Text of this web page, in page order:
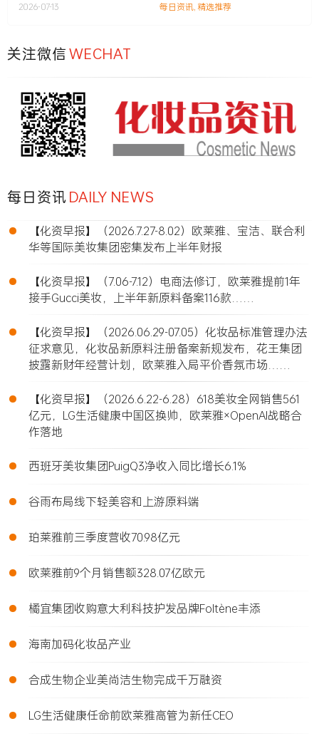
2026-07-13 每日资讯,精选推荐
关注微信WECHAT
每日资讯DAILY NEWS
•
【化资早报】（2026.7.27-8.02）欧莱雅、宝洁、联合利
华等国际美妆集团密集发布上半年财报
•
【化资早报】（7.06-7.12）电商法修订，欧莱雅提前1年
接手Gucci美妆，上半年新原料备案116款……
•
【化资早报】（2026.06.29-07.05）化妆品标准管理办法
征求意见，化妆品新原料注册备案新规发布，花王集团
披露新财年经营计划，欧莱雅入局平价香氛市场……
•
【化资早报】（2026.6.22-6.28）618美妆全网销售561
亿元，LG生活健康中国区换帅，欧莱雅×OpenAI战略合
作落地
• 西班牙美妆集团PuigQ3净收入同比增长6.1%
• 谷雨布局线下轻美容和上游原料端
• 珀莱雅前三季度营收70.98亿元
• 欧莱雅前9个月销售额328.07亿欧元
• 橘宜集团收购意大利科技护发品牌Foltène丰添
• 海南加码化妆品产业
• 合成生物企业美尚洁生物完成千万融资
• LG生活健康任命前欧莱雅高管为新任CEO